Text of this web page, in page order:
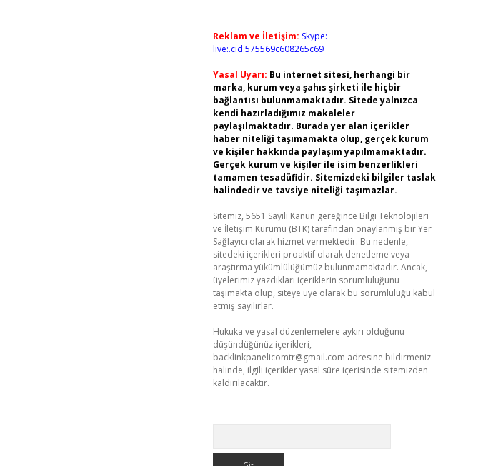
Reklam ve İletişim: Skype:
live:.cid.575569c608265c69
Yasal Uyarı: Bu internet sitesi, herhangi bir
marka, kurum veya şahıs şirketi ile hiçbir
bağlantısı bulunmamaktadır. Sitede yalnızca
kendi hazırladığımız makaleler
paylaşılmaktadır. Burada yer alan içerikler
haber niteliği taşımamakta olup, gerçek kurum
ve kişiler hakkında paylaşım yapılmamaktadır.
Gerçek kurum ve kişiler ile isim benzerlikleri
tamamen tesadüfidir. Sitemizdeki bilgiler taslak
halindedir ve tavsiye niteliği taşımazlar.
Sitemiz, 5651 Sayılı Kanun gereğince Bilgi Teknolojileri
ve İletişim Kurumu (BTK) tarafından onaylanmış bir Yer
Sağlayıcı olarak hizmet vermektedir. Bu nedenle,
sitedeki içerikleri proaktif olarak denetleme veya
araştırma yükümlülüğümüz bulunmamaktadır. Ancak,
üyelerimiz yazdıkları içeriklerin sorumluluğunu
taşımakta olup, siteye üye olarak bu sorumluluğu kabul
etmiş sayılırlar.
Hukuka ve yasal düzenlemelere aykırı olduğunu
düşündüğünüz içerikleri,
backlinkpanelicomtr@gmail.com adresine bildirmeniz
halinde, ilgili içerikler yasal süre içerisinde sitemizden
kaldırılacaktır.